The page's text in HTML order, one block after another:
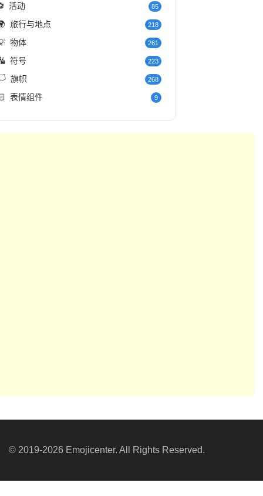
活动 85
旅行与地点 218
物体 261
符号 223
旗帜 268
表情组件 9
© 2019-2026 Emojicenter. All Rights Reserved.